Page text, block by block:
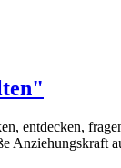
entdecken,
Anziehungskraft